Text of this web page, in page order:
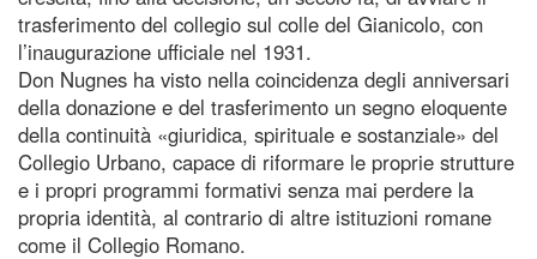
trasferimento del collegio sul colle del Gianicolo, con
l’inaugurazione ufficiale nel 1931.
Don Nugnes ha visto nella coincidenza degli anniversari
della donazione e del trasferimento un segno eloquente
della continuità «giuridica, spirituale e sostanziale» del
Collegio Urbano, capace di riformare le proprie strutture
e i propri programmi formativi senza mai perdere la
propria identità, al contrario di altre istituzioni romane
come il Collegio Romano.